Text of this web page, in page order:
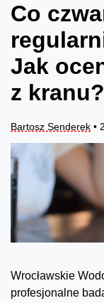
Co
Jak
z
Bartosz Senderek •
Wrocławskie
profesjonalne